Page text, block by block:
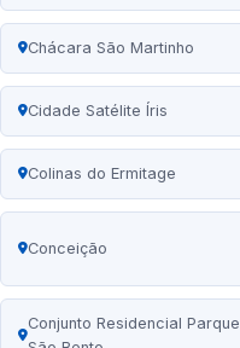
Chácara São Martinho
Cidade Satélite Íris
Colinas do Ermitage
Conceição
Conjunto Residencial Parque